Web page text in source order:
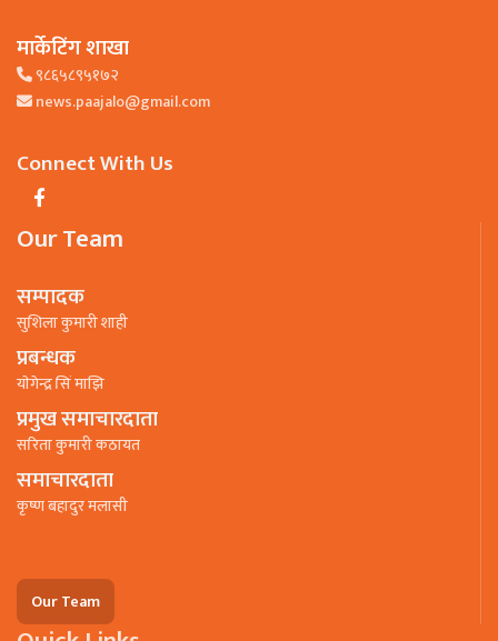
मार्केटिंग शाखा
९८६५८९५१७२
news.paajalo@gmail.com
Connect With Us
Our Team
सम्पादक
सुशिला कुमारी शाही
प्रबन्धक
याेगेन्द्र सिं माझि
प्रमुख समाचारदाता
सरिता कुमारी कठायत
समाचारदाता
कृष्ण बहादुर मलासी
Our Team